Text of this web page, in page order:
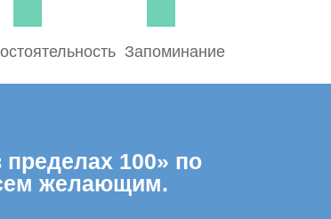
Запоминание
100» по
желающим.